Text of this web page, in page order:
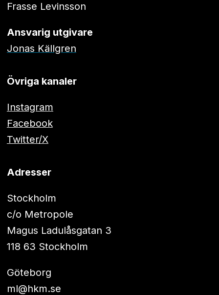
Frasse Levinsson
Ansvarig utgivare
Jonas Källgren
Övriga kanaler
Instagram
Facebook
Twitter/X
Adresser
Stockholm
c/o Metropole
Magus Ladulåsgatan 3
118 63 Stockholm
Göteborg
ml@hkm.se